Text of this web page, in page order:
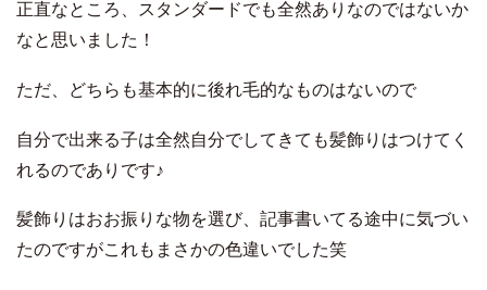
正直なところ、スタンダードでも全然ありなのではないか
なと思いました！
ただ、どちらも基本的に後れ毛的なものはないので
自分で出来る子は全然自分でしてきても髪飾りはつけてく
れるのでありです♪
髪飾りはおお振りな物を選び、記事書いてる途中に気づい
たのですがこれもまさかの色違いでした笑